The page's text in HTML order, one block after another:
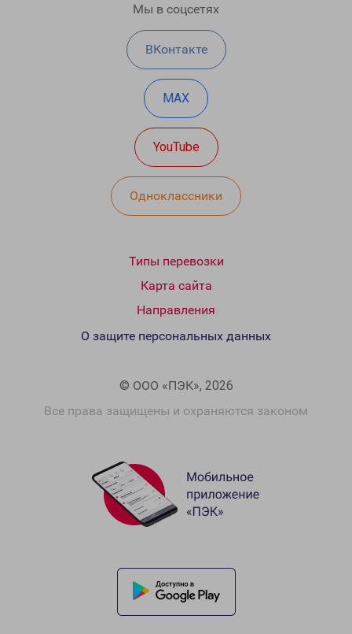
Мы в соцсетях
ВКонтакте
MAX
YouTube
Одноклассники
Типы перевозки
Карта сайта
Направления
© ООО «ПЭК», 2026
Все права защищены и охраняются законом
О защите персональных данных